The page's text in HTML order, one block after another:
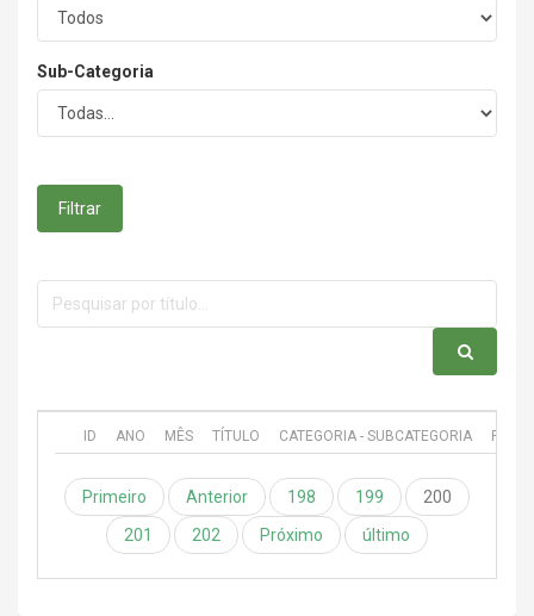
Sub-Categoria
Filtrar
ID ANO MÊS TÍTULO CATEGORIA - SUBCATEGORIA
Primeiro Anterior 198 199
200
201
202 Próximo último